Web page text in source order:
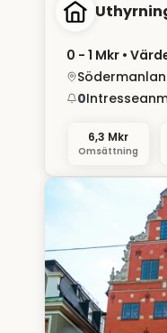
0 - 1 Mkr •
0
6,3 Mkr
Omsättning